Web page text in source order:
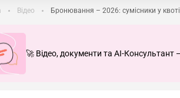
Відео Бронювання – 2026: сумісники у
🚀 Відео, документи та AI-Консультант